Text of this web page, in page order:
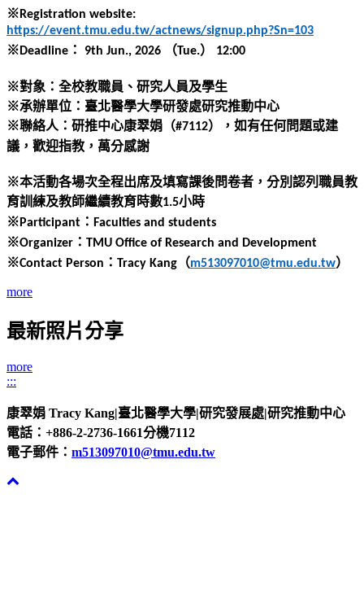
※ Registration website:
https://event.tmu.edu.tw/actnews/signup.php?Sn=103
※ Deadline ： 9th Jun., 2026 （Tue.） 12:00
※對象：全校教職員、研究人員及學生
※承辦單位：臺北醫學大學研發處研究推動中心
※聯絡人：研推中心康翠娟（#7112），如有任何問題或建
議，歡迎指教，萬分感謝
※本活動各場次全程出席及填寫課後問卷者，分別認列職員教
育訓練及教師繼續教育時數1.5小時
※ Participant ： Faculties and students
※Organizer ： TMU Office of Research and Development
※Contact Person ： Tracy Kang （m513097010@tmu.edu.tw）
more
最新照片分享
more
:::
康翠娟 Tracy Kang|臺北醫學大學|研究發展處|研究推動中心
電話：+886-2-2736-1661分機7112
電子郵件： m513097010@tmu.edu.tw